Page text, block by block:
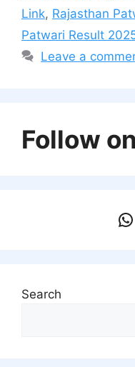
Link, Rajasthan
Patwari Result
Leave a
Follow
Search